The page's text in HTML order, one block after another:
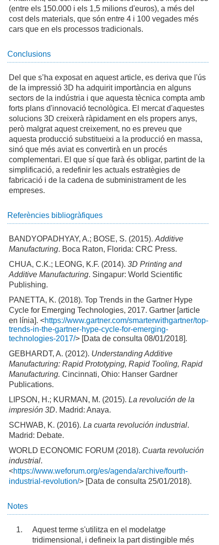
(entre els 150.000 i els 1,5 milions d'euros), a més del
cost dels materials, que són entre 4 i 100 vegades més
cars que en els processos tradicionals.
Conclusions
Del que s’ha exposat en aquest article, es deriva que l'ús
de la impressió 3D ha adquirit importància en alguns
sectors de la indústria i que aquesta tècnica compta amb
forts plans d'innovació tecnològica. El mercat d'aquestes
solucions 3D creixerà ràpidament en els propers anys,
però malgrat aquest creixement, no es preveu que
aquesta producció substitueixi a la producció en massa,
sinó que més aviat es convertirà en un procés
complementari. El que sí que farà és obligar, partint de la
simplificació, a redefinir les actuals estratègies de
fabricació i de la cadena de subministrament de les
empreses.
Referències bibliogràfiques
BANDYOPADHYAY, A.; BOSE, S. (2015). Additive
Manufacturing. Boca Raton, Florida: CRC Press.
CHUA, C.K.; LEONG, K.F. (2014). 3D Printing and
Additive Manufacturing. Singapur: World Scientific
Publishing.
PANETTA, K. (2018). Top Trends in the Gartner Hype
Cycle for Emerging Technologies, 2017. Gartner [article
en línia]. <https://www.gartner.com/smarterwithgartner/top-
trends-in-the-gartner-hype-cycle-for-emerging-
technologies-2017/> [Data de consulta 08/01/2018].
GEBHARDT, A. (2012). Understanding Additive
Manufacturing: Rapid Prototyping, Rapid Tooling, Rapid
Manufacturing. Cincinnati, Ohio: Hanser Gardner
Publications.
LIPSON, H.; KURMAN, M. (2015). La revolución de la
impresión 3D. Madrid: Anaya.
SCHWAB, K. (2016). La cuarta revolución industrial.
Madrid: Debate.
WORLD ECONOMIC FORUM (2018). Cuarta revolución
industrial.
<https://www.weforum.org/es/agenda/archive/fourth-
industrial-revolution/> [Data de consulta 25/01/2018).
Notes
Aquest terme s'utilitza en el modelatge
tridimensional, i defineix la part distingible més